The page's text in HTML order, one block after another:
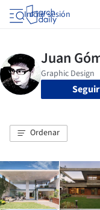
Iniciar sesión
Seguir
Ordenar